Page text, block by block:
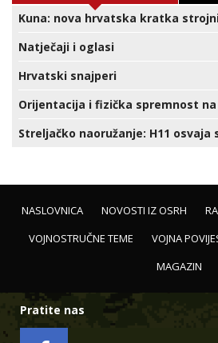
Kuna: nova hrvatska kratka
Natječaji i oglasi
Hrvatski snajperi
Orijentacija i fizička spremnost
Streljačko naoružanje: H11 osvaja
NASLOVNICA NOVOSTI IZ OSRH
VOJNOSTRUČNE TEME
VOJNA
MAGAZIN
Pratite nas